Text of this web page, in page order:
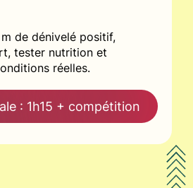
de dénivelé positif,
tester nutrition et
réelles.
: 1h15 + compétition